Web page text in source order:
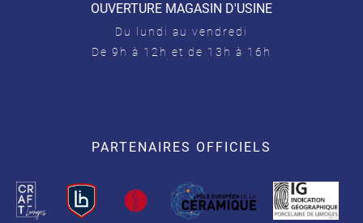
OUVERTURE MAGASIN D'USINE
Du lundi au vendredi
De 9h à 12h et de 13h à 16h
PARTENAIRES OFFICIELS